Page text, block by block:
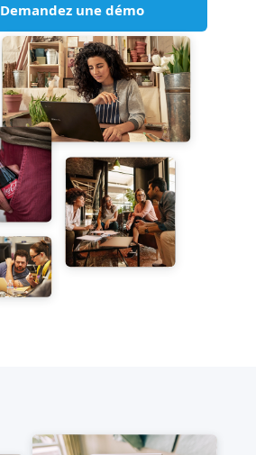
Demandez une démo